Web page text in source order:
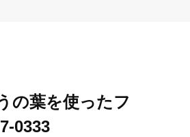
の葉を使ったフ
0333